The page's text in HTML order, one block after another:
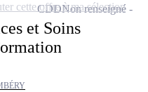
et Soins
CDDNon renseigné
cette offre à ma sélection